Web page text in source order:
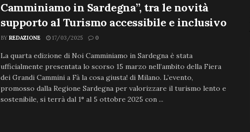
Camminiamo in Sardegna”, tra le novità
supporto al Turismo accessibile e inclusivo
BY REDAZIONE 17/03/2025 0
La quarta edizione di Noi Camminiamo in Sardegna è stata
ufficialmente presentata lo scorso 15 marzo nell’ambito della Fiera
dei Grandi Cammini a Fà la cosa giusta! di Milano. L’evento,
promosso dalla Regione Sardegna per valorizzare il turismo lento e
sostenibile, si terrà dal 1° al 5 ottobre 2025 con ...